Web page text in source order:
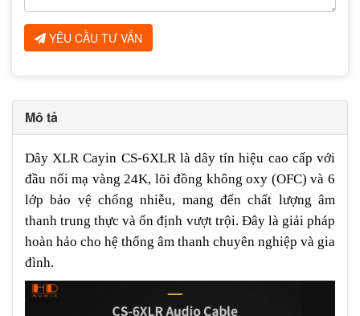
YÊU CẦU TƯ VẤN
Mô tả
Dây XLR Cayin CS-6XLR là dây tín hiệu cao cấp với
đầu nối mạ vàng 24K, lõi đồng không oxy (OFC) và 6
lớp bảo vệ chống nhiễu, mang đến chất lượng âm
thanh trung thực và ổn định vượt trội. Đây là giải pháp
hoàn hảo cho hệ thống âm thanh chuyên nghiệp và gia
đình.